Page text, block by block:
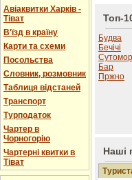
Авіаквитки Харків -
Тіват
В'їзд в країну
Карти та схеми
Посольства
Словник, розмовник
Таблиця відстаней
Транспорт
Турподаток
Чартер в
Чорногорію
Чартерні квитки в
Тіват
Топ-
Будва
Бечічі
Бар
Пржно
Наші